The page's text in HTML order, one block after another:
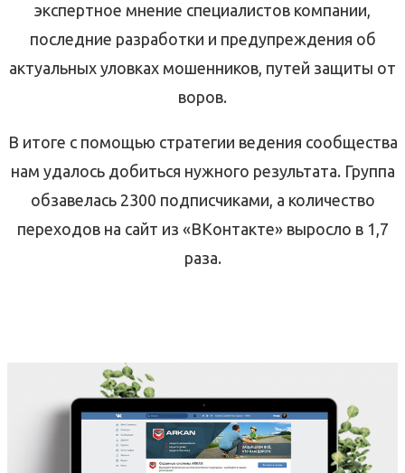
экспертное мнение специалистов компании,
последние разработки и предупреждения об
актуальных уловках мошенников, путей защиты от
воров.
В итоге с помощью стратегии ведения сообщества
нам удалось добиться нужного результата. Группа
обзавелась 2300 подписчиками, а количество
переходов на сайт из «ВКонтакте» выросло в 1,7
раза.